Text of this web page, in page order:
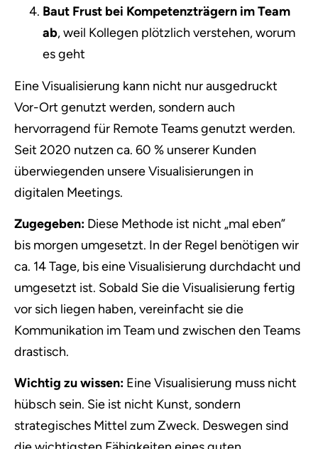
Baut Frust bei Kompetenzträgern im Team
ab, weil Kollegen plötzlich verstehen, worum
es geht
Eine Visualisierung kann nicht nur ausgedruckt
Vor-Ort genutzt werden, sondern auch
hervorragend für Remote Teams genutzt werden.
Seit 2020 nutzen ca. 60 % unserer Kunden
überwiegenden unsere Visualisierungen in
digitalen Meetings.
Zugegeben: Diese Methode ist nicht „mal eben”
bis morgen umgesetzt. In der Regel benötigen wir
ca. 14 Tage, bis eine Visualisierung durchdacht und
umgesetzt ist. Sobald Sie die Visualisierung fertig
vor sich liegen haben, vereinfacht sie die
Kommunikation im Team und zwischen den Teams
drastisch.
Wichtig zu wissen: Eine Visualisierung muss nicht
hübsch sein. Sie ist nicht Kunst, sondern
strategisches Mittel zum Zweck. Deswegen sind